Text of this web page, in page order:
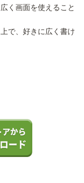
く画面を使えること
で、好きに広く書け